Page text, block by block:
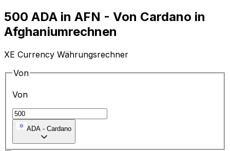
500 ADA in AFN - Von Cardano in
Afghaniumrechnen
XE Currency Währungsrechner
Von
Von
ADA - Cardano